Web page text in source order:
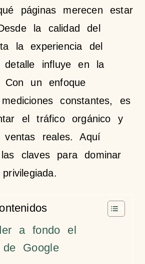
páginas merecen estar
la calidad del
la experiencia del
detalle influye en la
Con un enfoque
constantes, es
el tráfico orgánico y
ventas reales. Aquí
claves para dominar
a fondo el
de Google